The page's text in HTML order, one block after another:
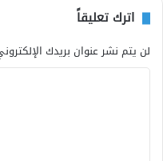
اترك تعليقاً
لن يتم نشر عنوان بريدك